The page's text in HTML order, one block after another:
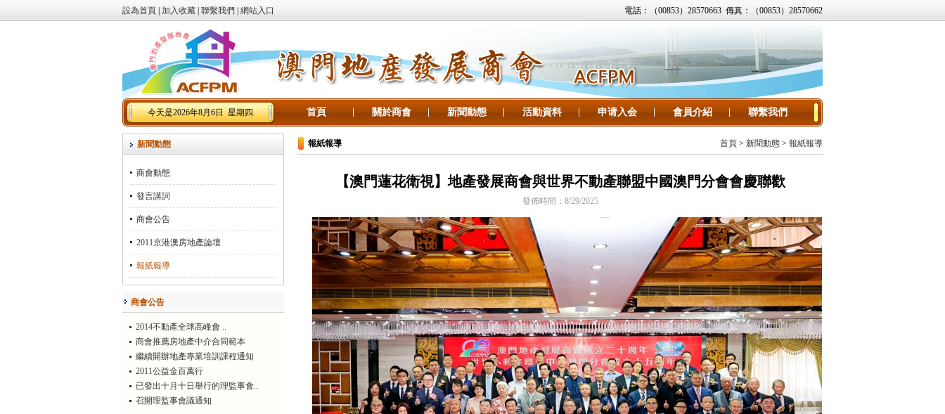
設為首頁 加入收藏 聯繫我們 網站入口 電話：（00853）28570663 傳真：（00853）28570662
今天是2026年8月6日 星期四 首頁 關於商會 新聞動態 活動資料 申请入会 會員介紹 聯繫我們
新聞動態
商會動態
發言講詞
商會公告
2011京港澳房地產論壇
報紙報導
商會公告
2014不動產全球高峰會 ..
商會推薦房地產中介合同範本
繼續開辦地產專業培訓課程通知
2011公益金百萬行
已發出十月十日舉行的理監事會..
召開理監事會議通知
報紙報導 首頁 > 新聞動態 > 報紙報導
【澳門蓮花衛視】地產發展商會與世界不動產聯盟中國澳門分會會慶聯歡
發佈時間：8/29/2025